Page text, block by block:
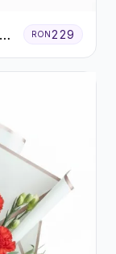
RON 229